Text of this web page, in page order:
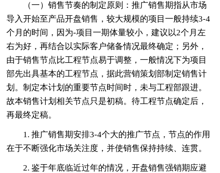
（一）销售节奏的制定原则：推广销售期指从市场
导入开始至产品开盘销售，较大规模的项目一般持续3-4
个月的时间，因为-项目一期体量较小，建议以2个月左
右为好，再结合以实际客户储备情况最终确定；另外，
由于销售节点比工程节点易于调整，一般情况下为项目
部先出具基本的工程节点，据此营销策划部制定销售计
划。制定本计划的重要节点时间时，未与工程部跟进。
故本销售计划相关节点只是初稿。待工程节点确定后，
再最终定稿。
1. 推广销售期安排3-4个大的推广节点，节点的作用
在于不断强化市场关注度，并使销售保持持续、连贯。
2. 鉴于年底临近过年的情况，开盘销售强销期应避